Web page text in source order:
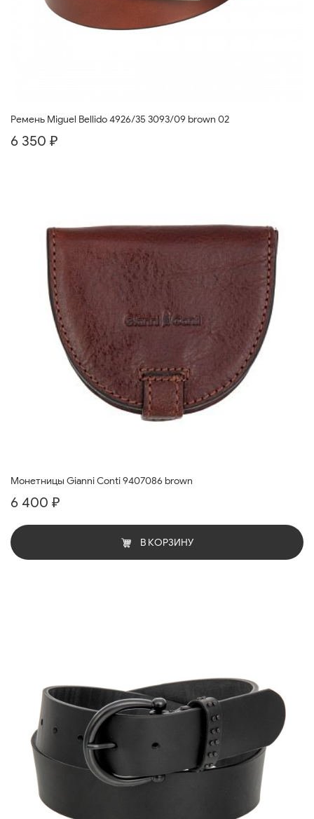
Ремень Miguel Bellido 4926/35 3093/09 brown 02
6 350 ₽
Монетницы Gianni Conti 9407086 brown
6 400 ₽
В КОРЗИНУ